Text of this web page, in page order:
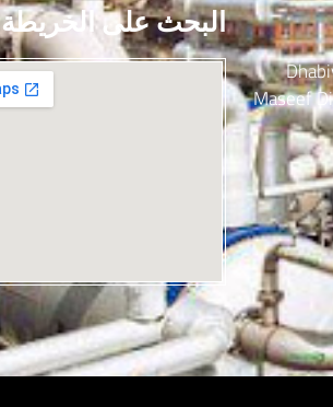
7079
Maseef
البحث على الخريطة